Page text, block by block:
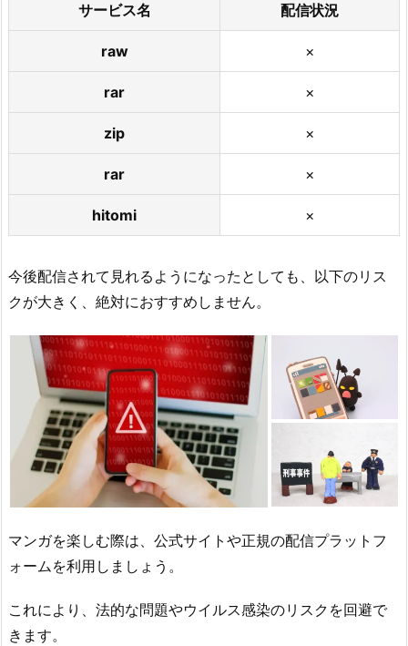
サービス名 配信状況
raw ×
rar ×
zip ×
rar ×
hitomi ×
今後配信されて見れるようになったとしても、以下のリス
クが大きく、絶対におすすめしません。
マンガを楽しむ際は、公式サイトや正規の配信プラットフ
ォームを利用しましょう。
これにより、法的な問題やウイルス感染のリスクを回避で
きます。